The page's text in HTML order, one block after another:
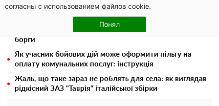
согласны с использованием файлов cookie.
Понял
авіалізингу
"Думали, що за це нічого не буде": українцям
розповіли, через кого повернули відключення світла за
борги
Як учасник бойових дій може оформити пільгу на
оплату комунальних послуг: інструкція
Жаль, що таке зараз не роблять для села: як виглядав
рідкісний ЗАЗ "Таврія" італійської збірки